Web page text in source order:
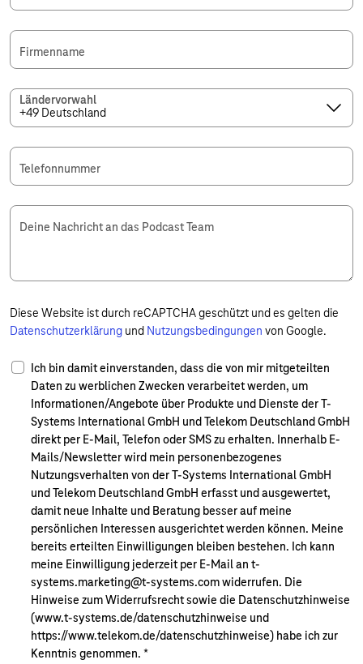
Firmenname
Ländervorwahl
Telefonnummer
Deine Nachricht an das Podcast Team
Diese Website ist durch reCAPTCHA geschützt und es gelten die
Datenschutzerklärung und Nutzungsbedingungen von Google.
Ich bin damit einverstanden, dass die von mir mitgeteilten
Daten zu werblichen Zwecken verarbeitet werden, um
Informationen/Angebote über Produkte und Dienste der T-
Systems International GmbH und Telekom Deutschland GmbH
direkt per E-Mail, Telefon oder SMS zu erhalten. Innerhalb E-
Mails/Newsletter wird mein personenbezogenes
Nutzungsverhalten von der T-Systems International GmbH
und Telekom Deutschland GmbH erfasst und ausgewertet,
damit neue Inhalte und Beratung besser auf meine
persönlichen Interessen ausgerichtet werden können. Meine
bereits erteilten Einwilligungen bleiben bestehen. Ich kann
meine Einwilligung jederzeit per E-Mail an t-
systems.marketing@t-systems.com widerrufen. Die
Hinweise zum Widerrufsrecht sowie die Datenschutzhinweise
(www.t-systems.de/datenschutzhinweise und
https://www.telekom.de/datenschutzhinweise) habe ich zur
Kenntnis genommen. *